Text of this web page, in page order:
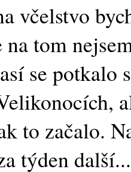
včelstvo
na tom
se
to začalo.
týden